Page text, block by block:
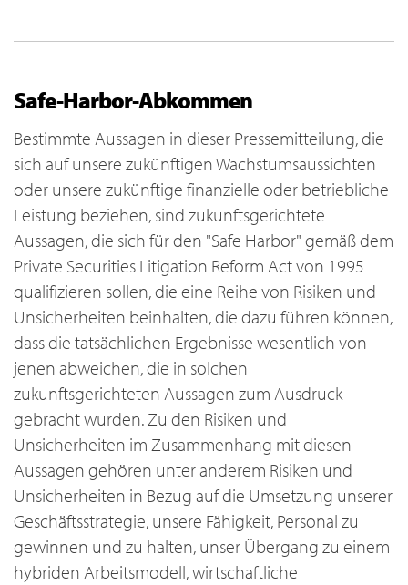
Safe-Harbor-Abkommen
Bestimmte Aussagen in dieser Pressemitteilung, die
sich auf unsere zukünftigen Wachstumsaussichten
oder unsere zukünftige finanzielle oder betriebliche
Leistung beziehen, sind zukunftsgerichtete
Aussagen, die sich für den "Safe Harbor" gemäß dem
Private Securities Litigation Reform Act von 1995
qualifizieren sollen, die eine Reihe von Risiken und
Unsicherheiten beinhalten, die dazu führen können,
dass die tatsächlichen Ergebnisse wesentlich von
jenen abweichen, die in solchen
zukunftsgerichteten Aussagen zum Ausdruck
gebracht wurden. Zu den Risiken und
Unsicherheiten im Zusammenhang mit diesen
Aussagen gehören unter anderem Risiken und
Unsicherheiten in Bezug auf die Umsetzung unserer
Geschäftsstrategie, unsere Fähigkeit, Personal zu
gewinnen und zu halten, unser Übergang zu einem
hybriden Arbeitsmodell, wirtschaftliche